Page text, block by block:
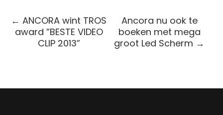
←ANCORA wint TROS
award ”BESTE VIDEO
CLIP 2013”
Ancora nu ook te
boeken met mega
groot Led Scherm →